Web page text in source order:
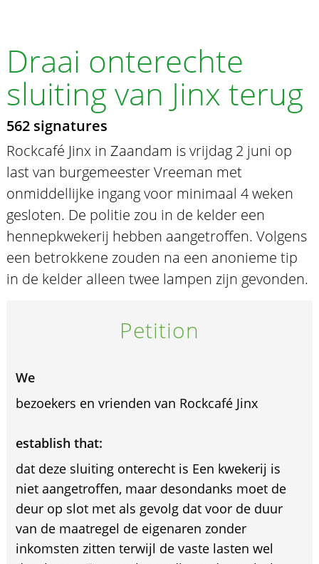
Draai onterechte
sluiting van Jinx terug
562 signatures
Rockcafé Jinx in Zaandam is vrijdag 2 juni op
last van burgemeester Vreeman met
onmiddellijke ingang voor minimaal 4 weken
gesloten. De politie zou in de kelder een
hennepkwekerij hebben aangetroffen. Volgens
een betrokkene zouden na een anonieme tip
in de kelder alleen twee lampen zijn gevonden.
Petition
We
bezoekers en vrienden van Rockcafé Jinx
establish that:
dat deze sluiting onterecht is Een kwekerij is
niet aangetroffen, maar desondanks moet de
deur op slot met als gevolg dat voor de duur
van de maatregel de eigenaren zonder
inkomsten zitten terwijl de vaste lasten wel